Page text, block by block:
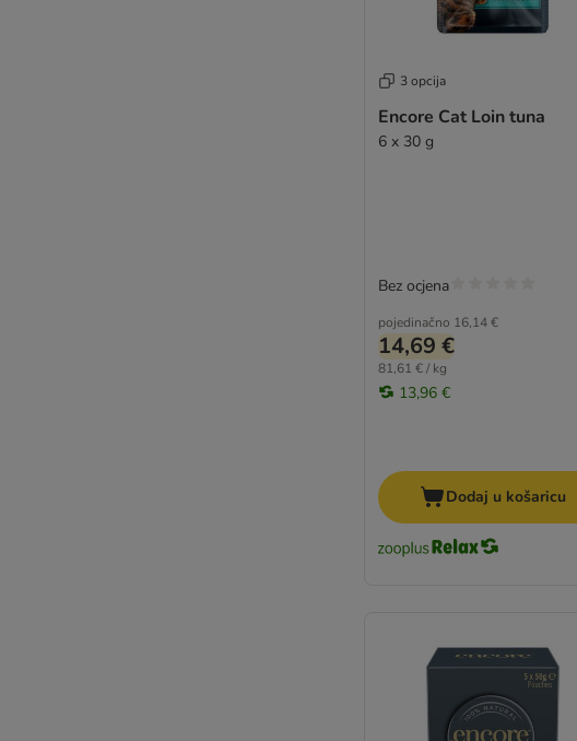
3 opcija
Encore Cat Loin tuna
6 x 30 g
pojedinačno 16,14 €
14,69 €
81,61 € / kg
13,96 €
Bez ocjena
Dodaj u košaricu